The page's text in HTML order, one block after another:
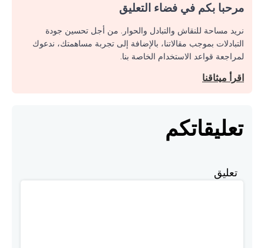
مرحبا بكم في فضاء التعليق
نريد مساحة للنقاش والتبادل والحوار. من أجل تحسين جودة
التبادلات بموجب مقالاتنا، بالإضافة إلى تجربة مساهمتك، ندعوك
لمراجعة قواعد الاستخدام الخاصة بنا.
اقرأ ميثاقنا
تعليقاتكم
تعليق